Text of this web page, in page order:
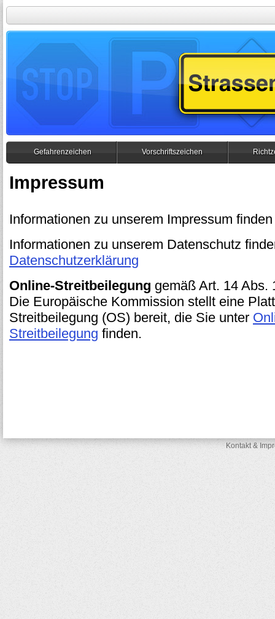
Gefahrenzeichen Vorschriftszeichen
Impressum
Informationen zu unserem Impressum
Informationen zu unserem Datenschutz
Datenschutzerklärung
Online-Streitbeilegung gemäß Art. 14 Abs.
Die Europäische Kommission stellt eine
Streitbeilegung (OS) bereit, die Sie unter
Streitbeilegung finden.
Kontakt &